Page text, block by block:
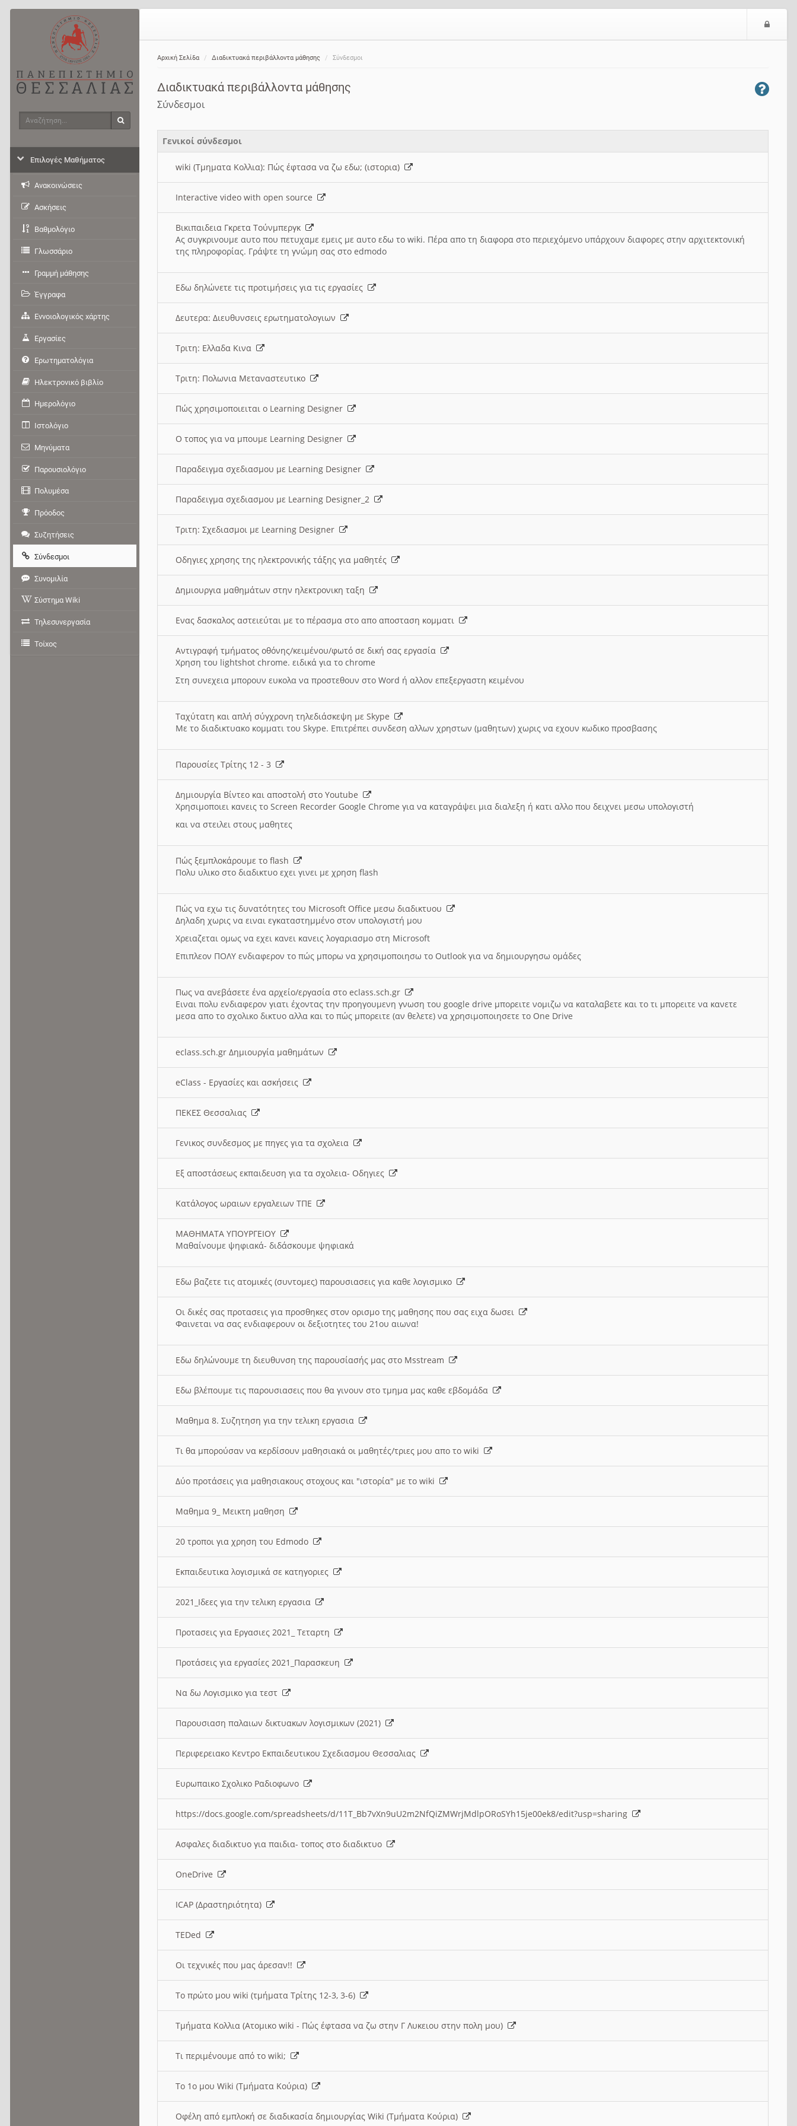
Αρχική Σελίδα Διαδικτυακά περιβάλλοντα μάθησης Σύνδεσμοι
Διαδικτυακά περιβάλλοντα μάθησης
Σύνδεσμοι
Γενικοί σύνδεσμοι
wiki (Τμηματα Κολλια): Πώς έφτασα να ζω εδω; (ιστορια)
Interactive video with open source
Βικιπαιδεια Γκρετα Τούνμπεργκ
Ας συγκρινουμε αυτο που πετυχαμε εμεις με αυτο εδω το wiki. Πέρα απο τη διαφορα στο περιεχόμενο υπάρχουν διαφορες στην αρχιτεκτονική
της πληροφορίας. Γράψτε τη γνώμη σας στο edmodo
Εδω δηλώνετε τις προτιμήσεις για τις εργασίες
Δευτερα: Διευθυνσεις ερωτηματολογιων
Τριτη: Ελλαδα Κινα
Τριτη: Πολωνια Μεταναστευτικο
Πώς χρησιμοποιειται ο Learning Designer
O τοπος για να μπουμε Learning Designer
Παραδειγμα σχεδιασμου με Learning Designer
Παραδειγμα σχεδιασμου με Learning Designer_2
Τριτη: Σχεδιασμοι με Learning Designer
Οδηγιες χρησης της ηλεκτρονικής τάξης για μαθητές
Δημιουργια μαθημάτων στην ηλεκτρονικη ταξη
Ενας δασκαλος αστειεύται με το πέρασμα στο απο αποσταση κομματι
Αντιγραφή τμήματος οθόνης/κειμένου/φωτό σε δική σας εργασία
Χρηση του lightshot chrome. ειδικά για το chrome
Στη συνεχεια μπορουν ευκολα να προστεθουν στο Word ή αλλον επεξεργαστη κειμένου
Ταχύτατη και απλή σύγχρονη τηλεδιάσκεψη με Skype
Με το διαδικτυακο κομματι του Skype. Επιτρέπει συνδεση αλλων χρηστων (μαθητων) χωρις να εχουν κωδικο προσβασης
Παρουσίες Τρίτης 12 - 3
Δημιουργία Βίντεο και αποστολή στο Youtube
Χρησιμοποιει κανεις το Screen Recorder Google Chrome για να καταγράψει μια διαλεξη ή κατι αλλο που δειχνει μεσω υπολογιστή
και να στειλει στους μαθητες
Πώς ξεμπλοκάρουμε το flash
Πολυ υλικο στο διαδικτυο εχει γινει με χρηση flash
Πώς να εχω τις δυνατότητες του Microsoft Office μεσω διαδικτυου
Δηλαδη χωρις να ειναι εγκαταστημμένο στον υπολογιστή μου
Χρειαζεται ομως να εχει κανει κανεις λογαριασμο στη Microsoft
Επιπλεον ΠΟΛΥ ενδιαφερον το πώς μπορω να χρησιμοποιησω το Outlook για να δημιουργησω ομάδες
Πως να ανεβάσετε ένα αρχείο/εργασία στο eclass.sch.gr
Ειναι πολυ ενδιαφερον γιατι έχοντας την προηγουμενη γνωση του google drive μπορειτε νομιζω να καταλαβετε και το τι μπορειτε να κανετε
μεσα απο το σχολικο δικτυο αλλα και το πώς μπορειτε (αν θελετε) να χρησιμοποιησετε το One Drive
eclass.sch.gr Δημιουργία μαθημάτων
eClass - Εργασίες και ασκήσεις
ΠΕΚΕΣ Θεσσαλιας
Γενικος συνδεσμος με πηγες για τα σχολεια
Εξ αποστάσεως εκπαιδευση για τα σχολεια- Οδηγιες
Κατάλογος ωραιων εργαλειων ΤΠΕ
ΜΑΘΗΜΑΤΑ ΥΠΟΥΡΓΕΙΟΥ
Μαθαίνουμε ψηφιακά- διδάσκουμε ψηφιακά
Εδω βαζετε τις ατομικές (συντομες) παρουσιασεις για καθε λογισμικο
Οι δικές σας προτασεις για προσθηκες στον ορισμο της μαθησης που σας ειχα δωσει
Φαινεται να σας ενδιαφερουν οι δεξιοτητες του 21ου αιωνα!
Εδω δηλώνουμε τη διευθυνση της παρουσίασής μας στο Msstream
Εδω βλέπουμε τις παρουσιασεις που θα γινουν στο τμημα μας καθε εβδομάδα
Μαθημα 8. Συζητηση για την τελικη εργασια
Τι θα μπορούσαν να κερδίσουν μαθησιακά οι μαθητές/τριες μου απο το wiki
Δύο προτάσεις για μαθησιακους στοχους και "ιστορία" με το wiki
Μαθημα 9_ Μεικτη μαθηση
20 τροποι για χρηση του Edmodo
Εκπαιδευτικα λογισμικά σε κατηγοριες
2021_Ιδεες για την τελικη εργασια
Προτασεις για Εργασιες 2021_ Τεταρτη
Προτάσεις για εργασίες 2021_Παρασκευη
Να δω Λογισμικο για τεστ
Παρουσιαση παλαιων δικτυακων λογισμικων (2021)
Περιφερειακο Κεντρο Εκπαιδευτικου Σχεδιασμου Θεσσαλιας
Ευρωπαικο Σχολικο Ραδιοφωνο
https://docs.google.com/spreadsheets/d/11T_Bb7vXn9uU2m2NfQiZMWrjMdlpORoSYh15je00ek8/edit?usp=sharing
Ασφαλες διαδικτυο για παιδια- τοπος στο διαδικτυο
OneDrive
ICAP (Δραστηριότητα)
TEDed
Οι τεχνικές που μας άρεσαν!!
Το πρώτο μου wiki (τμήματα Τρίτης 12-3, 3-6)
Τμήματα Κολλια (Ατομικο wiki - Πώς έφτασα να ζω στην Γ Λυκειου στην πολη μου)
Τι περιμένουμε από το wiki;
Το 1ο μου Wiki (Τμήματα Κούρια)
Οφέλη από εμπλοκή σε διαδικασία δημιουργίας Wiki (Τμήματα Κούρια)
Αναζήτηση
Επιλογές Μαθήματος
Ανακοινώσεις
Ασκήσεις
Βαθμολόγιο
Γλωσσάριο
Γραμμή μάθησης
Έγγραφα
Εννοιολογικός χάρτης
Εργασίες
Ερωτηματολόγια
Ηλεκτρονικό βιβλίο
Ημερολόγιο
Ιστολόγιο
Μηνύματα
Παρουσιολόγιο
Πολυμέσα
Πρόοδος
Συζητήσεις
Σύνδεσμοι
Συνομιλία
Σύστημα Wiki
Τηλεσυνεργασία
Τοίχος